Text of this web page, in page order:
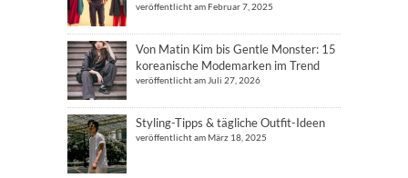
veröffentlicht am Februar 7, 2025
Von Matin Kim bis Gentle Monster: 15
koreanische Modemarken im Trend
veröffentlicht am Juli 27, 2026
Styling-Tipps & tägliche Outfit-Ideen
veröffentlicht am März 18, 2025